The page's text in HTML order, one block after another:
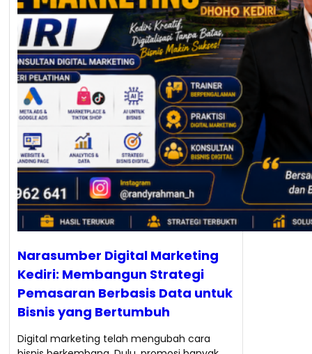
Narasumber Digital Marketing
Kediri: Membangun Strategi
Pemasaran Berbasis Data untuk
Bisnis yang Bertumbuh
Digital marketing telah mengubah cara